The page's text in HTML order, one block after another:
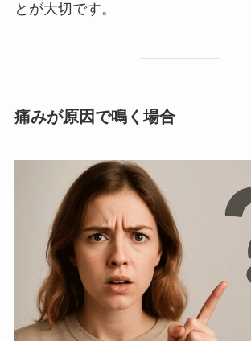
とが大切です。
痛みが原因で鳴く場合